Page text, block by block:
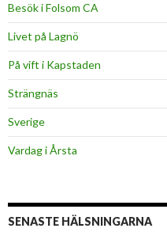
Besök i Folsom CA
Livet på Lagnö
På vift i Kapstaden
Strängnäs
Sverige
Vardag i Årsta
SENASTE HÄLSNINGARNA